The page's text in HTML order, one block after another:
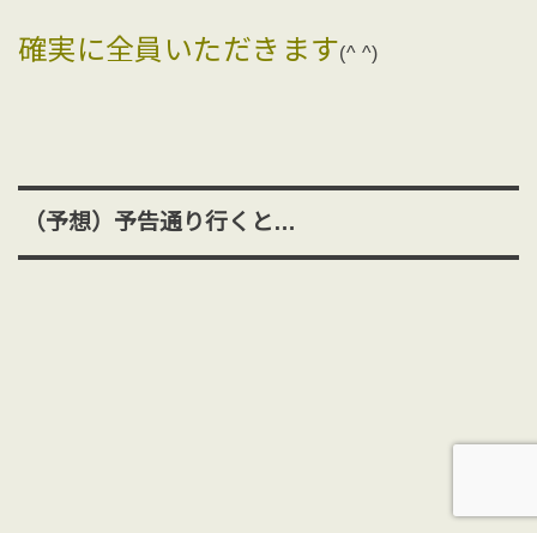
確実に全員いただきます(^ ^)
（予想）予告通り行くと…